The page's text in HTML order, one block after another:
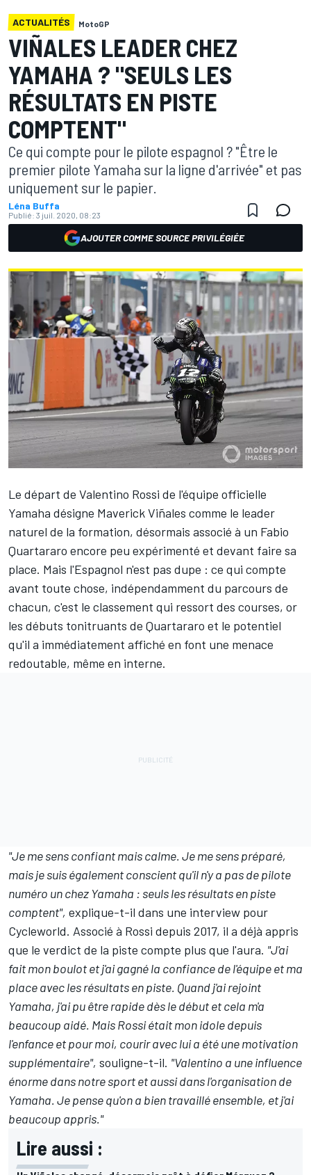
ACTUALITÉS MotoGP
VIÑALES LEADER CHEZ
YAMAHA ? "SEULS LES
RÉSULTATS EN PISTE
COMPTENT"
Ce qui compte pour le pilote espagnol ? "Être le
premier pilote Yamaha sur la ligne d'arrivée" et pas
uniquement sur le papier.
Léna Buffa
Publié: 3 juil. 2020, 08:23
AJOUTER COMME SOURCE PRIVILÉGIÉE
Le départ de Valentino Rossi de l'équipe officielle
Yamaha désigne Maverick Viñales comme le leader
naturel de la formation, désormais associé à un Fabio
Quartararo encore peu expérimenté et devant faire sa
place. Mais l'Espagnol n'est pas dupe : ce qui compte
avant toute chose, indépendamment du parcours de
chacun, c'est le classement qui ressort des courses, or
les débuts tonitruants de Quartararo et le potentiel
qu'il a immédiatement affiché en font une menace
redoutable, même en interne.
"Je me sens confiant mais calme. Je me sens préparé,
mais je suis également conscient qu'il n'y a pas de pilote
numéro un chez Yamaha : seuls les résultats en piste
comptent", explique-t-il dans une interview pour
Cycleworld. Associé à Rossi depuis 2017, il a déjà appris
que le verdict de la piste compte plus que l'aura. "J'ai
fait mon boulot et j'ai gagné la confiance de l'équipe et ma
place avec les résultats en piste. Quand j'ai rejoint
Yamaha, j'ai pu être rapide dès le début et cela m'a
beaucoup aidé. Mais Rossi était mon idole depuis
l'enfance et pour moi, courir avec lui a été une motivation
supplémentaire", souligne-t-il. "Valentino a une influence
énorme dans notre sport et aussi dans l'organisation de
Yamaha. Je pense qu'on a bien travaillé ensemble, et j'ai
beaucoup appris."
Lire aussi :